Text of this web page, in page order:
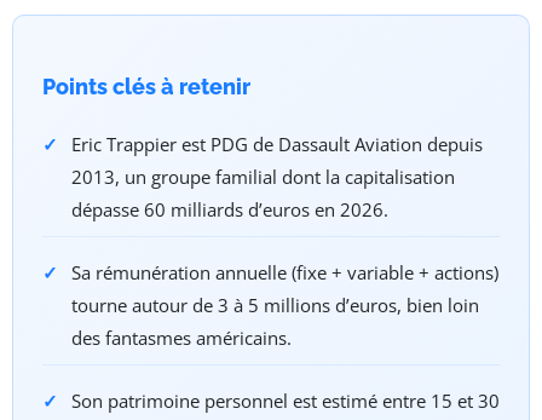
Points clés à retenir
Eric Trappier est PDG de Dassault Aviation depuis
2013, un groupe familial dont la capitalisation
dépasse 60 milliards d’euros en 2026.
Sa rémunération annuelle (fixe + variable + actions)
tourne autour de 3 à 5 millions d’euros, bien loin
des fantasmes américains.
Son patrimoine personnel est estimé entre 15 et 30